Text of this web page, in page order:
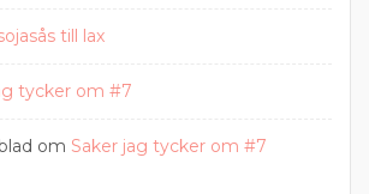
till lax
tycker om #7
om Saker jag tycker om #7